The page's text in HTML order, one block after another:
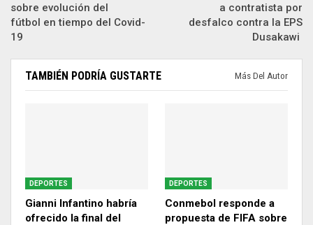
sobre evolución del
fútbol en tiempo del Covid-
19
a contratista por
desfalco contra la EPS
Dusakawi
TAMBIÉN PODRÍA GUSTARTE Más Del Autor
DEPORTES
Gianni Infantino habría
ofrecido la final del
DEPORTES
Conmebol responde a
propuesta de FIFA sobre